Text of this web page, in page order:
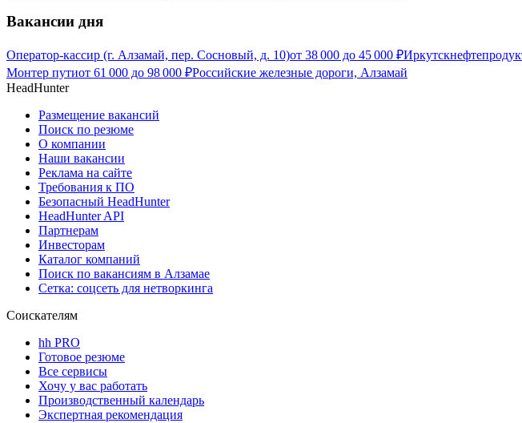
Вакансии дня
Оператор-кассир (г. Алзамай, пер. Сосновый, д. 10)от 38 000 до 45 000 ₽
Монтер путиот 61 000 до 98 000 ₽Российские железные дороги, Алзамай
HeadHunter
Размещение вакансий
Поиск по резюме
О компании
Наши вакансии
Реклама на сайте
Требования к ПО
Безопасный HeadHunter
HeadHunter API
Партнерам
Инвесторам
Каталог компаний
Поиск по вакансиям в Алзамае
Сетка: соцсеть для нетворкинга
Соискателям
hh PRO
Готовое резюме
Все сервисы
Хочу у вас работать
Производственный календарь
Экспертная рекомендация